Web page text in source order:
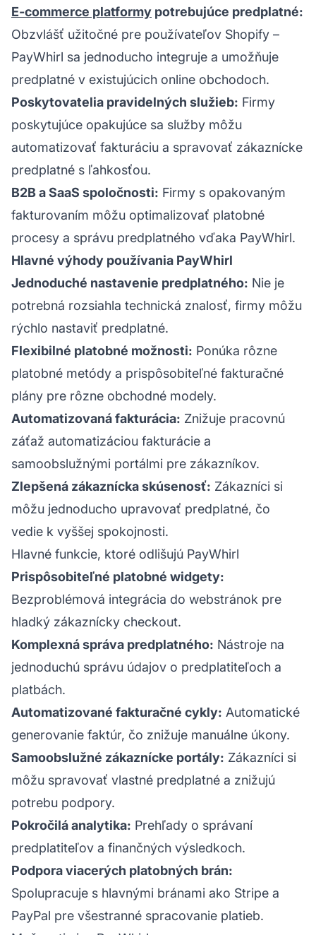
E-commerce platformy potrebujúce predplatné:
Obzvlášť užitočné pre používateľov Shopify –
PayWhirl sa jednoducho integruje a umožňuje
predplatné v existujúcich online obchodoch.
Poskytovatelia pravidelných služieb: Firmy
poskytujúce opakujúce sa služby môžu
automatizovať fakturáciu a spravovať zákaznícke
predplatné s ľahkosťou.
B2B a SaaS spoločnosti: Firmy s opakovaným
fakturovaním môžu optimalizovať platobné
procesy a správu predplatného vďaka PayWhirl.
Hlavné výhody používania PayWhirl
Jednoduché nastavenie predplatného: Nie je
potrebná rozsiahla technická znalosť, firmy môžu
rýchlo nastaviť predplatné.
Flexibilné platobné možnosti: Ponúka rôzne
platobné metódy a prispôsobiteľné fakturačné
plány pre rôzne obchodné modely.
Automatizovaná fakturácia: Znižuje pracovnú
záťaž automatizáciou fakturácie a
samoobslužnými portálmi pre zákazníkov.
Zlepšená zákaznícka skúsenosť: Zákazníci si
môžu jednoducho upravovať predplatné, čo
vedie k vyššej spokojnosti.
Hlavné funkcie, ktoré odlišujú PayWhirl
Prispôsobiteľné platobné widgety:
Bezproblémová integrácia do webstránok pre
hladký zákaznícky checkout.
Komplexná správa predplatného: Nástroje na
jednoduchú správu údajov o predplatiteľoch a
platbách.
Automatizované fakturačné cykly: Automatické
generovanie faktúr, čo znižuje manuálne úkony.
Samoobslužné zákaznícke portály: Zákazníci si
môžu spravovať vlastné predplatné a znižujú
potrebu podpory.
Pokročilá analytika: Prehľady o správaní
predplatiteľov a finančných výsledkoch.
Podpora viacerých platobných brán:
Spolupracuje s hlavnými bránami ako Stripe a
PayPal pre všestranné spracovanie platieb.